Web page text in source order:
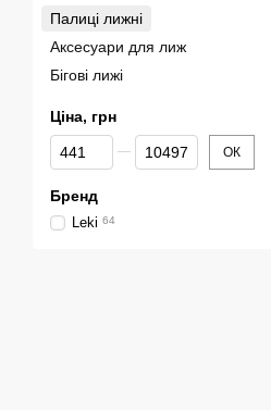
Палиці лижні
Аксесуари для лиж
Бігові лижі
Ціна, грн
Від Ціна, грн
До Ціна, грн ОК
Бренд
Leki 64